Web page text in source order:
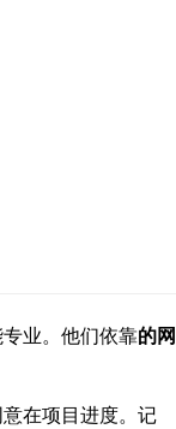
业。他们依靠的网
在项目进度。记